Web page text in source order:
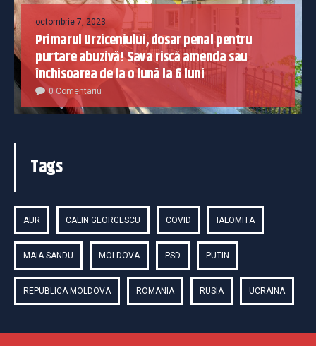
octombrie 7, 2023
Primarul Urziceniului, dosar penal pentru
purtare abuzivă! Sava riscă amenda sau
închisoarea de la o lună la 6 luni
0 Comentariu
Tags
AUR CALIN GEORGESCU COVID IALOMITA
MAIA SANDU MOLDOVA PSD PUTIN
REPUBLICA MOLDOVA ROMANIA RUSIA UCRAINA